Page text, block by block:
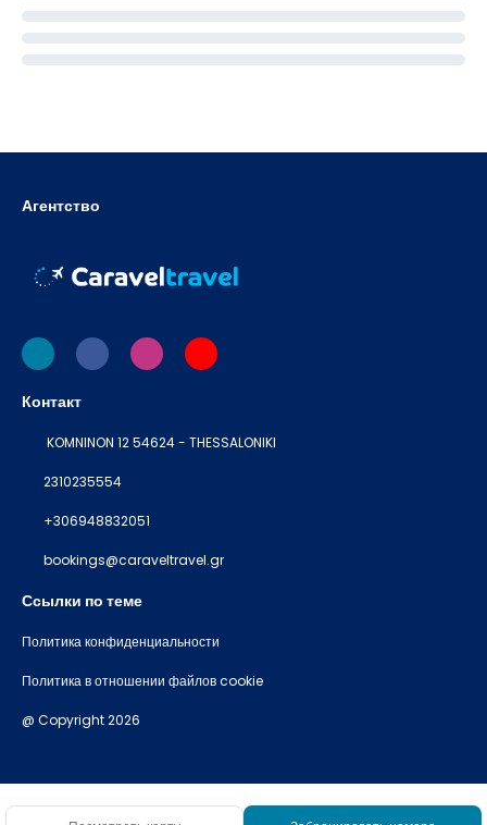
Агентство
Контакт
KOMNINON 12 54624 - THESSALONIKI
2310235554
+306948832051
bookings@caraveltravel.gr
Ссылки по теме
Политика конфиденциальности
Политика в отношении файлов cookie
@ Copyright 2026